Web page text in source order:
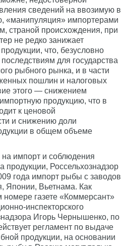
сведений на ввозимую в
«манипуляция» импортерами
страной происхождения, при
не редко занижает
что, безусловно
для государства
рыбного рынка, и в части
пошлин и налоговых
этого — снижением
продукцию, что в
к ценовой
и снижению доли
в общем объеме
импорт и соблюдения
продукции, Россельхознадзор
года импорт рыбы с заводов
Японии, Вьетнама. Как
номере газете «Коммерсант»
инспекторского
Игорь Чернышенко, по
регламент по выдаче
продукции, на основании